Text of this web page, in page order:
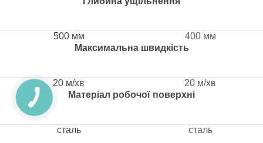
Максимальна швидкість
Матеріал робочої поверхні
500 мм
20 м/хв
сталь
400 мм
20 м/хв
сталь